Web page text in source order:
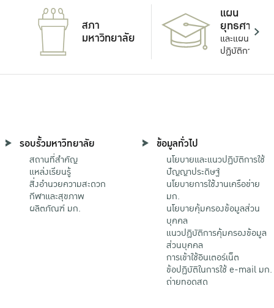
สภา
มหาวิทยาลัย
แผน
ยุทธศาสตร์
และแผน
ปฏิบัติการ
รอบรั้วมหาวิทยาลัย
สถานที่สำคัญ
แหล่งเรียนรู้
สิ่งอำนวยความสะดวก
กีฬาและสุขภาพ
ผลิตภัณฑ์ มก.
ข้อมูลทั่วไป
นโยบายและแนวปฏิบัติการใช้
ปัญญาประดิษฐ์
นโยบายการใช้งานเครือข่าย
มก.
นโยบายคุ้มครองข้อมูลส่วน
บุคคล
แนวปฏิบัติการคุ้มครองข้อมูล
ส่วนบุคคล
การเข้าใช้อินเตอร์เน็ต
ข้อปฏิบัติในการใช้ e-mail มก.
ถ่ายทอดสด